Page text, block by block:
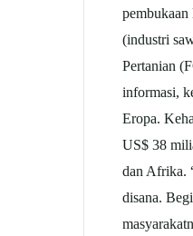
(industri
Pertanian
informasi,
Eropa.
US$ 38
dan Afrika.
disana.